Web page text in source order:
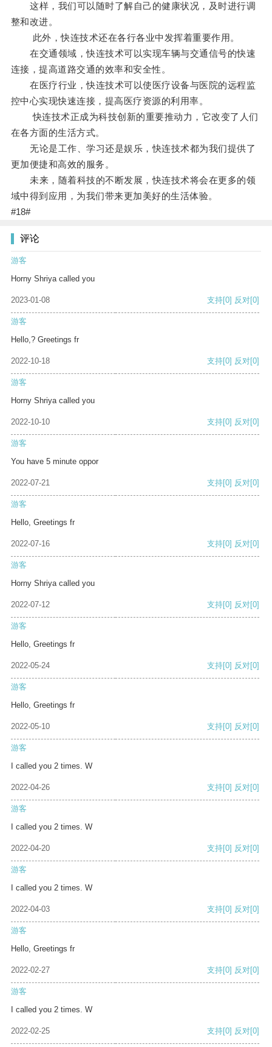
这样，我们可以随时了解自己的健康状况，及时进行调
整和改进。
此外，快连技术还在各行各业中发挥着重要作用。
在交通领域，快连技术可以实现车辆与交通信号的快速
连接，提高道路交通的效率和安全性。
在医疗行业，快连技术可以使医疗设备与医院的远程监
控中心实现快速连接，提高医疗资源的利用率。
快连技术正成为科技创新的重要推动力，它改变了人们
在各方面的生活方式。
无论是工作、学习还是娱乐，快连技术都为我们提供了
更加便捷和高效的服务。
未来，随着科技的不断发展，快连技术将会在更多的领
域中得到应用，为我们带来更加美好的生活体验。
#18#
评论
游客
Horny Shriya called you
2023-01-08 支持[0] 反对[0]
游客
Hello,? Greetings fr
2022-10-18 支持[0] 反对[0]
游客
Horny Shriya called you
2022-10-10 支持[0] 反对[0]
游客
You have 5 minute oppor
2022-07-21 支持[0] 反对[0]
游客
Hello, Greetings fr
2022-07-16 支持[0] 反对[0]
游客
Horny Shriya called you
2022-07-12 支持[0] 反对[0]
游客
Hello, Greetings fr
2022-05-24 支持[0] 反对[0]
游客
Hello, Greetings fr
2022-05-10 支持[0] 反对[0]
游客
I called you 2 times. W
2022-04-26 支持[0] 反对[0]
游客
I called you 2 times. W
2022-04-20 支持[0] 反对[0]
游客
I called you 2 times. W
2022-04-03 支持[0] 反对[0]
游客
Hello, Greetings fr
2022-02-27 支持[0] 反对[0]
游客
I called you 2 times. W
2022-02-25 支持[0] 反对[0]